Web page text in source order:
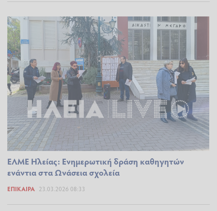
ΕΛΜΕ Ηλείας: Ενημερωτική δράση καθηγητών
ενάντια στα Ωνάσεια σχολεία
ΕΠΊΚΑΙΡΑ 23.03.2026 08:33